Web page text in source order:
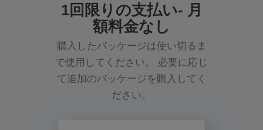
1回限りの支払い- 月
額料金なし
購入したパッケージは使い切るま
で使用してください。 必要に応じ
て追加のパッケージを購入してく
ださい。